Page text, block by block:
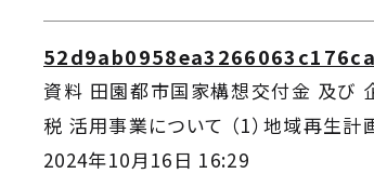
資料 田園都市国家構想交付金 及び
税 活用事業について （1）地域再生計
2024年10月16日 16:29